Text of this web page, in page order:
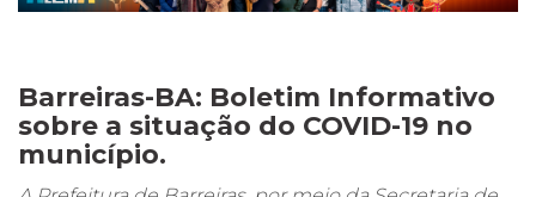
Barreiras-BA: Boletim Informativo
sobre a situação do COVID-19 no
município.